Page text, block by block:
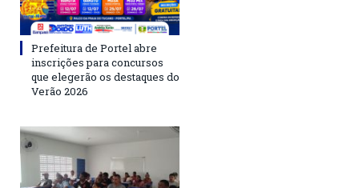
Prefeitura de Portel abre
inscrições para concursos
que elegerão os destaques do
Verão 2026